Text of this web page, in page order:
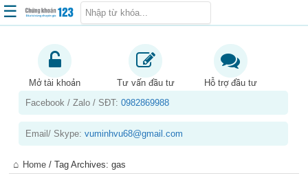
Trang chủ
Kiến thức chứng khoán
Kinh nghiệm đầu tư
Sản phẩm – dịch vụ
Chứng khoán phái sinh
☰
Mở tài khoản Tư vấn đầu tư
Hỗ trợ đầu tư
Facebook / Zalo / SĐT:0982869988
Email/ Skype:vuminhvu68@gmail.com
Home /Tag Archives: gas